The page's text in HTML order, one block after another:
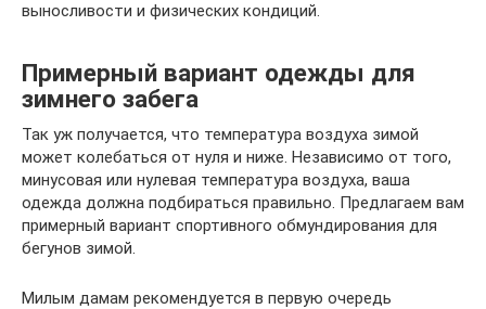
выносливости и физических кондиций.
Примерный вариант одежды для
зимнего забега
Так уж получается, что температура воздуха зимой
может колебаться от нуля и ниже. Независимо от того,
минусовая или нулевая температура воздуха, ваша
одежда должна подбираться правильно. Предлагаем вам
примерный вариант спортивного обмундирования для
бегунов зимой.
Милым дамам рекомендуется в первую очередь